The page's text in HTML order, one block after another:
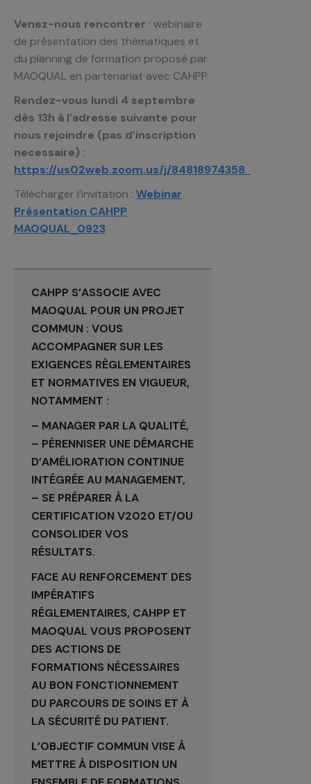
Venez-nous rencontrer : webinaire
de présentation des thématiques et
du planning de formation proposé par
MAOQUAL en partenariat avec CAHPP.
Rendez-vous lundi 4 septembre
dès 13h à l’adresse suivante pour
nous rejoindre (pas d’inscription
necessaire) :
https://us02web.zoom.us/j/84818974358
Télécharger l’invitation : Webinar
Présentation CAHPP
MAOQUAL_0923
CAHPP S’ASSOCIE AVEC
MAOQUAL POUR UN PROJET
COMMUN : VOUS
ACCOMPAGNER SUR LES
EXIGENCES RÈGLEMENTAIRES
ET NORMATIVES EN VIGUEUR,
NOTAMMENT :
– MANAGER PAR LA QUALITÉ,
– PÉRENNISER UNE DÉMARCHE
D’AMÉLIORATION CONTINUE
INTÉGRÉE AU MANAGEMENT,
– SE PRÉPARER À LA
CERTIFICATION V2020 ET/OU
CONSOLIDER VOS
RÉSULTATS.
FACE AU RENFORCEMENT DES
IMPÉRATIFS
RÉGLEMENTAIRES, CAHPP ET
MAOQUAL VOUS PROPOSENT
DES ACTIONS DE
FORMATIONS NÉCESSAIRES
AU BON FONCTIONNEMENT
DU PARCOURS DE SOINS ET À
LA SÉCURITÉ DU PATIENT.
L’OBJECTIF COMMUN VISE À
METTRE À DISPOSITION UN